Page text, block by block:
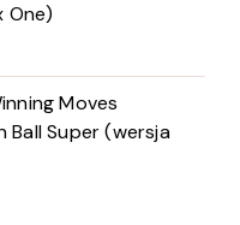
One)
Moves
Ball Super (wersja